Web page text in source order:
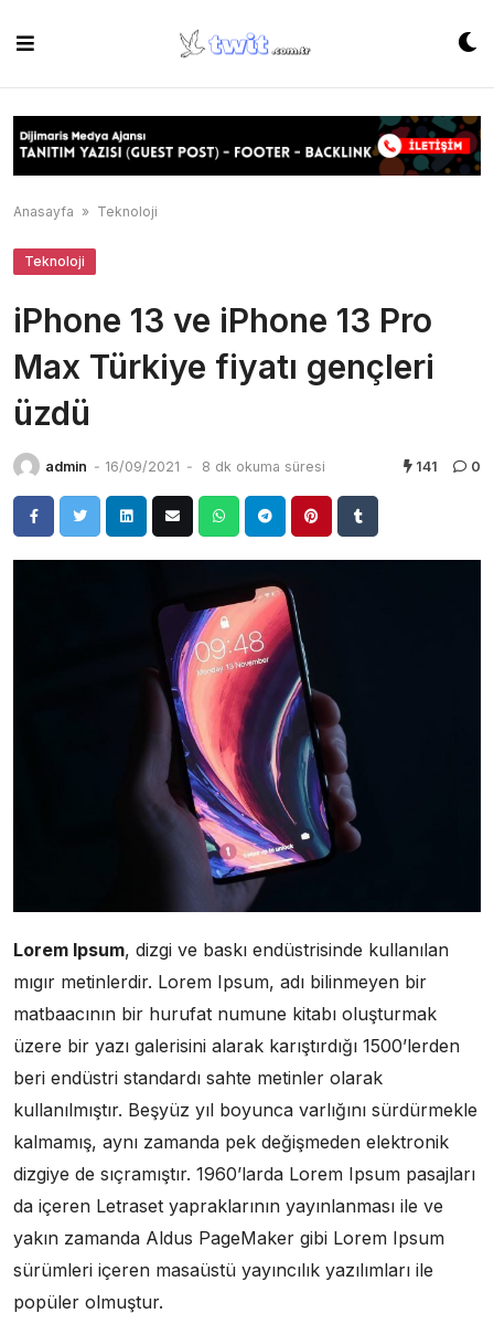
content
Anasayfa » Teknoloji
Teknoloji
iPhone 13 ve iPhone 13 Pro
Max Türkiye fiyatı gençleri
üzdü
admin - 16/09/2021 - 8 dk okuma süresi 141 0
Lorem Ipsum, dizgi ve baskı endüstrisinde kullanılan
mıgır metinlerdir. Lorem Ipsum, adı bilinmeyen bir
matbaacının bir hurufat numune kitabı oluşturmak
üzere bir yazı galerisini alarak karıştırdığı 1500’lerden
beri endüstri standardı sahte metinler olarak
kullanılmıştır. Beşyüz yıl boyunca varlığını sürdürmekle
kalmamış, aynı zamanda pek değişmeden elektronik
dizgiye de sıçramıştır. 1960’larda Lorem Ipsum pasajları
da içeren Letraset yapraklarının yayınlanması ile ve
yakın zamanda Aldus PageMaker gibi Lorem Ipsum
sürümleri içeren masaüstü yayıncılık yazılımları ile
popüler olmuştur.